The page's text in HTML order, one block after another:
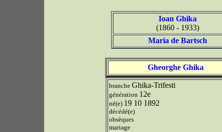
Ioan Ghika
(1860 - 1933)
Maria de Bartsch
Gheorghe Ghika
branche Ghika-Trifesti
génération 12e
né(e) 19 10 1892
décédé(e)
obsèques
mariage